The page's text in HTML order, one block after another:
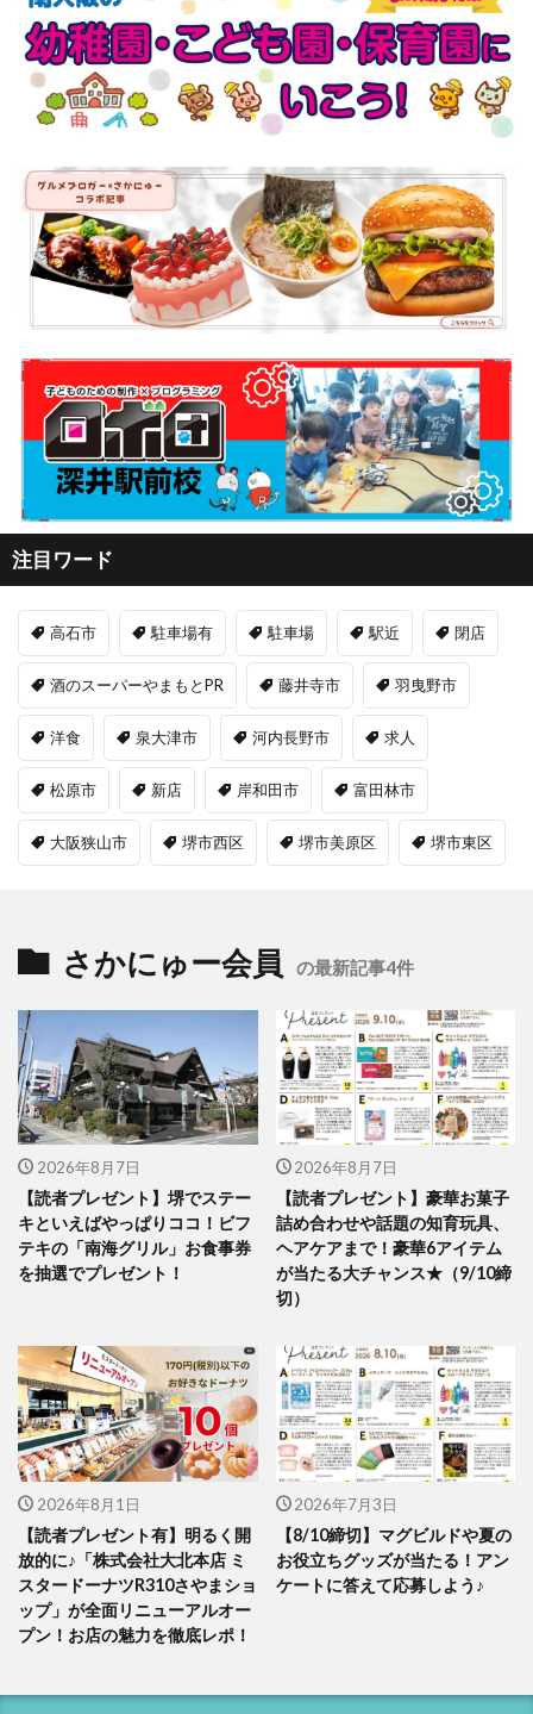
注目ワード
高石市 駐車場有 駐車場 駅近 閉店
酒のスーパーやまもとPR 藤井寺市 羽曳野市
洋食 泉大津市 河内長野市 求人
松原市 新店 岸和田市 富田林市
大阪狭山市 堺市西区 堺市美原区 堺市東区
さかにゅー会員 の最新記事4件
2026年8月7日
【読者プレゼント】堺でステー
キといえばやっぱりココ！ビフ
テキの「南海グリル」お食事券
を抽選でプレゼント！
2026年8月7日
【読者プレゼント】豪華お菓子
詰め合わせや話題の知育玩具、
ヘアケアまで！豪華6アイテム
が当たる大チャンス★（9/10締
切）
2026年8月1日
【読者プレゼント有】明るく開
放的に♪「株式会社大北本店 ミ
スタードーナツR310さやまショ
ップ」が全面リニューアルオー
プン！お店の魅力を徹底レポ！
2026年7月3日
【8/10締切】マグビルドや夏の
お役立ちグッズが当たる！アン
ケートに答えて応募しよう♪